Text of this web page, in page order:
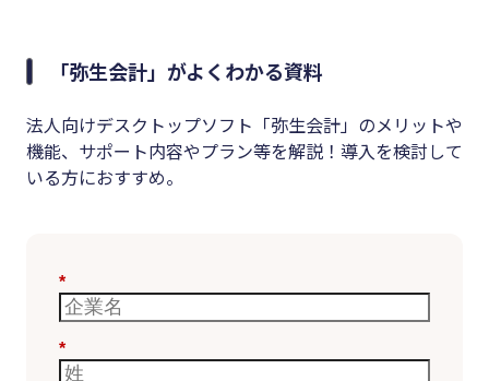
「弥生会計」がよくわかる資料
法人向けデスクトップソフト「弥生会計」のメリットや
機能、サポート内容やプラン等を解説！導入を検討して
いる方におすすめ。
*
*